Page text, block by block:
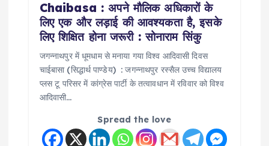
Chaibasa : अपने मौलिक अधिकारों के
लिए एक और लड़ाई की आवश्यकता है, इसके
लिए शिक्षित होना जरूरी : सोनाराम सिंकु
जगन्नाथपुर में धूमधाम से मनाया गया विश्व आदिवासी दिवस
चाईबासा (सिद्धार्थ पाण्डेय) : जगन्नाथपुर रस्सैल उच्च विद्यालय
प्लस टू परिसर में कांग्रेस पार्टी के तत्वावधान में रविवार को विश्व
आदिवासी…
Spread the love